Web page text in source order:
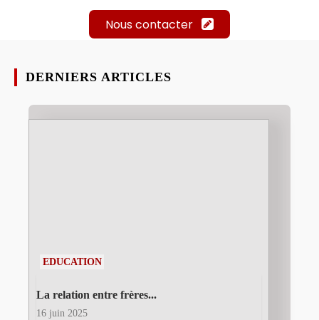
Nous contacter
DERNIERS ARTICLES
EDUCATION
La relation entre frères...
16 juin 2025